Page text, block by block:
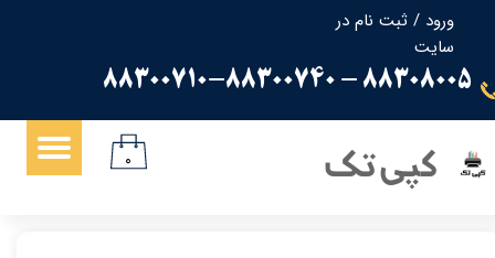
ورود / ثبت نام در
سایت
حساب کاربری من
تغییر گذر واژه
سفارشات
88308005 - 88300710-88300740
کپی تک ۰